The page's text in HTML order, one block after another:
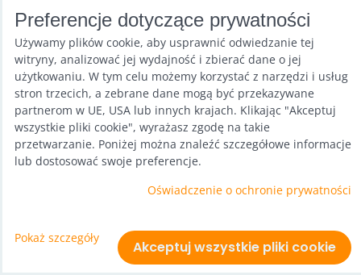
Preferencje dotyczące prywatności
Używamy plików cookie, aby usprawnić odwiedzanie tej
witryny, analizować jej wydajność i zbierać dane o jej
użytkowaniu. W tym celu możemy korzystać z narzędzi i usług
stron trzecich, a zebrane dane mogą być przekazywane
partnerom w UE, USA lub innych krajach. Klikając "Akceptuj
wszystkie pliki cookie", wyrażasz zgodę na takie
przetwarzanie. Poniżej można znaleźć szczegółowe informacje
lub dostosować swoje preferencje.
Oświadczenie o ochronie prywatności
Pokaż szczegóły
Akceptuj wszystkie pliki cookie